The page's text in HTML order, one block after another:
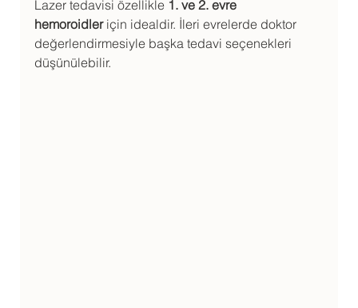
Lazer tedavisi özellikle 1. ve 2. evre
hemoroidler için idealdir. İleri evrelerde doktor
değerlendirmesiyle başka tedavi seçenekleri
düşünülebilir.